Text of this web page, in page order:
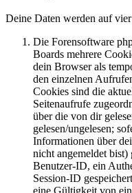
Deine Daten werden auf
Die Forensoftware
Boards mehrere
dein Browser als
den einzelnen
Cookies sind die
Seitenaufrufe
über die von dir
gelesen/ungelesen;
Informationen über
nicht angemeldet bist)
Benutzer-ID, ein
Session-ID
eine Gültigkeit von